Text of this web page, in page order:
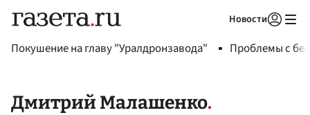
Новости
Покушение на главу "Уралдронзавода" Проблемы с
Дмитрий Малашенко